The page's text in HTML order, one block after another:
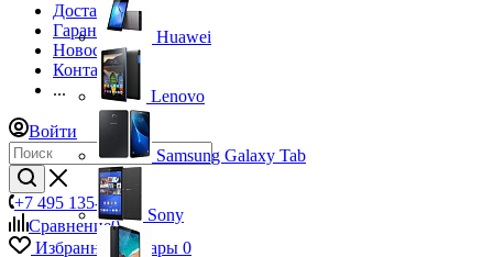
Доставка
Гарантия
Новости
Контакты
...
Войти
+7 495 135-39-43
Сравнение0
Избранные товары 0
Huawei
Lenovo
Samsung Galaxy Tab
Sony